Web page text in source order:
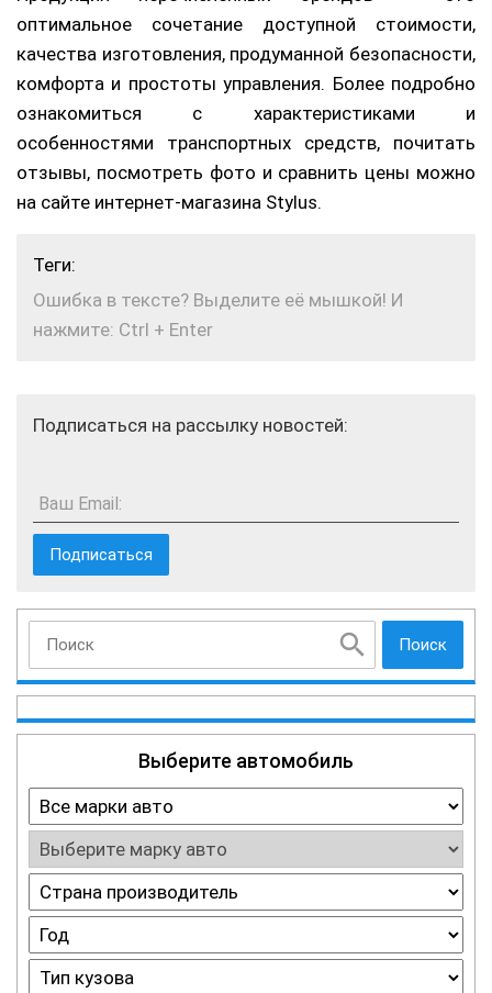
Поиск
Выберите автомобиль
оптимальное сочетание доступной стоимости,
качества изготовления, продуманной безопасности,
комфорта и простоты управления. Более подробно
ознакомиться с характеристиками и
особенностями транспортных средств, почитать
отзывы, посмотреть фото и сравнить цены можно
на сайте интернет-магазина Stylus.
Теги:
Ошибка в тексте? Выделите её мышкой! И
нажмите: Ctrl + Enter
Подписаться на рассылку новостей:
Ваш Email: